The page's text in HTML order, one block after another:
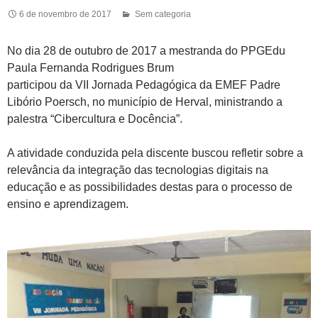
6 de novembro de 2017 Sem categoria
No dia 28 de outubro de 2017 a mestranda do PPGEdu
Paula Fernanda Rodrigues Brum
participou da VII Jornada Pedagógica da EMEF Padre
Libório Poersch, no município de Herval, ministrando a
palestra “Cibercultura e Docência”.
A atividade conduzida pela discente buscou refletir sobre a
relevância da integração das tecnologias digitais na
educação e as possibilidades destas para o processo de
ensino e aprendizagem.